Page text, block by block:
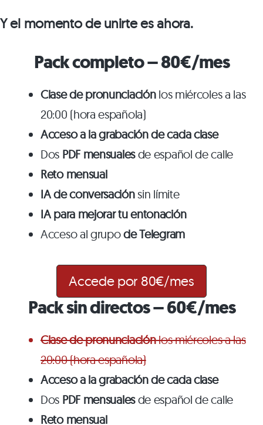
Y el momento de unirte es ahora.
Pack completo – 80€/mes
Clase de pronunciaciónlos miércoles a las
20:00 (hora española)
Acceso a la grabación de cada clase
Dos PDF mensualesde español de calle
Reto mensual
IA de conversaciónsin límite
IA para mejorar tu entonación
Acceso al grupode Telegram
Accede por 80€/mes
Pack sin directos – 60€/mes
Clase de pronunciaciónlos miércoles a las
20:00 (hora española)
Acceso a la grabación de cada clase
Dos PDF mensualesde español de calle
Reto mensual